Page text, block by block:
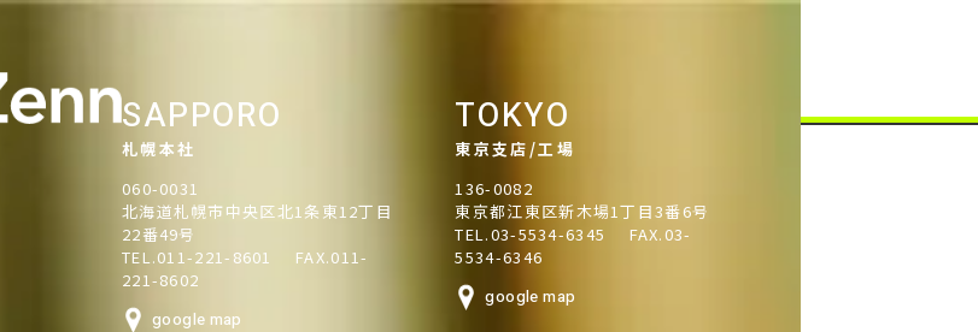
SAPPORO
札幌本社
060-0031
北海道札幌市中央区北1条東12丁目
22番49号
TEL.011-221-8601
FAX.011-
221-8602
google map
TOKYO
東京支店/工場
136-0082
東京都江東区新木場1丁目3番6号
TEL.03-5534-6345
FAX.03-
5534-6346
google map